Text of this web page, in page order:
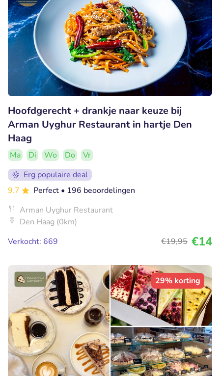
Hoofdgerecht + drankje naar keuze bij
Arman Uyghur Restaurant in hartje Den
Haag
Ma Di Wo Do
Vr
Erg populaire deal
9.7
Perfect • 196 beoordelingen
Arman Uyghur Restaurant
Den Haag (0km)
Verkocht: 669
€19,95 €14
29% korting